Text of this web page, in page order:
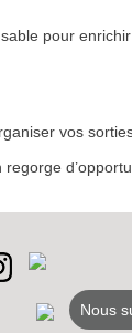
pour
vos
Nous